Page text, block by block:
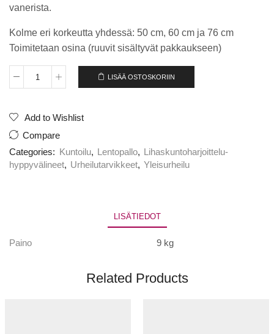
vanerista.
Kolme eri korkeutta yhdessä: 50 cm, 60 cm ja 76 cm
Toimitetaan osina (ruuvit sisältyvät pakkaukseen)
Gymstick
määrä
LISÄÄ OSTOSKORIIN
Add to Wishlist
Compare
Categories:
Kuntoilu, Lentopallo,
Lihaskuntoharjoittelu-
hyppyvälineet, Urheilutarvikkeet, Yleisurheilu
LISÄTIEDOT
Paino 9 kg
Related Products